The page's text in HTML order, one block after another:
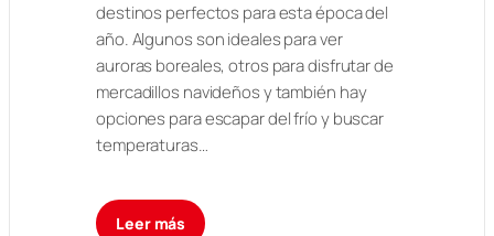
destinos perfectos para esta época del
año. Algunos son ideales para ver
auroras boreales, otros para disfrutar de
mercadillos navideños y también hay
opciones para escapar del frío y buscar
temperaturas…
Leer más